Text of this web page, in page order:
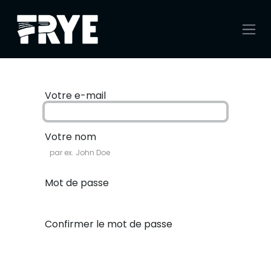
Votre e-mail
Votre nom
Mot de passe
Confirmer le mot de passe